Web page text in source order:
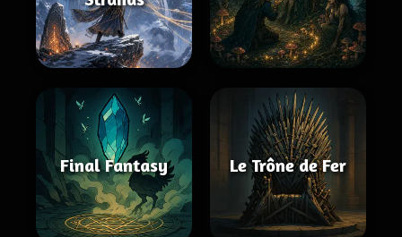
Final Fantasy Le Trône de Fer